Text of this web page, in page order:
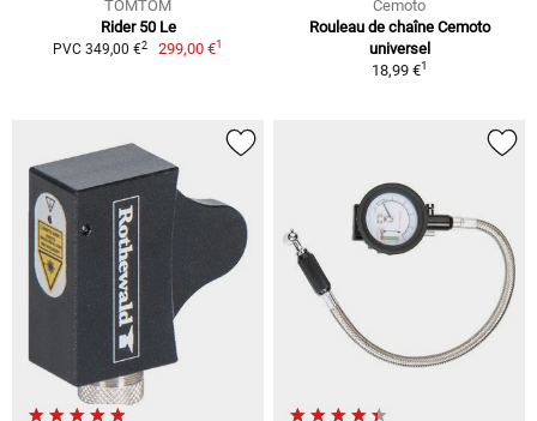
TOMTOM
Rider 50 Le
PVC 349,00 €2 299,00 €1
Cemoto
Rouleau de chaîne Cemoto
universel
18,99 €1